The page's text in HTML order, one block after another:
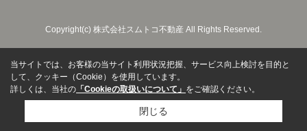
Copyright(c) 株式会社スムトコ不動産 All Rights Reserved.
当サイトでは、お客様の当サイト利用状況把握、サービス向上検討を目的と
して、クッキー（Cookie）を使用しています。
詳しくは、当社の 「Cookieの取扱いについて」 をご確認ください。
閉じる